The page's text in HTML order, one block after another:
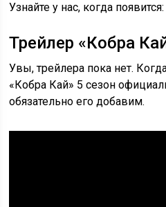
Узнайте у нас, когда появится:
Трейлер «Кобра
Увы, трейлера пока нет.
«Кобра Кай» 5 сезон
обязательно его добавим.